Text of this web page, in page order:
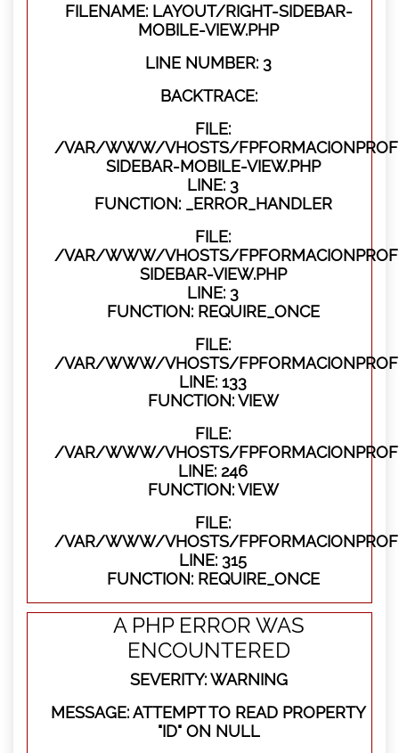
FILENAME: LAYOUT/RIGHT-SIDEBAR-
MOBILE-VIEW.PHP
LINE NUMBER: 3
BACKTRACE:
FILE:
/VAR/WWW/VHOSTS/
SIDEBAR-MOBILE-VIEW.PHP
LINE: 3
FUNCTION: _ERROR_HANDLER
FILE:
/VAR/WWW/VHOSTS/
SIDEBAR-VIEW.PHP
LINE: 3
FUNCTION: REQUIRE_ONCE
FILE:
/VAR/WWW/VHOSTS/
LINE: 133
FUNCTION: VIEW
FILE:
/VAR/WWW/VHOSTS/
LINE: 246
FUNCTION: VIEW
FILE:
/VAR/WWW/VHOSTS/
LINE: 315
FUNCTION: REQUIRE_ONCE
A PHP ERROR WAS
ENCOUNTERED
SEVERITY: WARNING
MESSAGE: ATTEMPT TO READ PROPERTY
"ID" ON NULL